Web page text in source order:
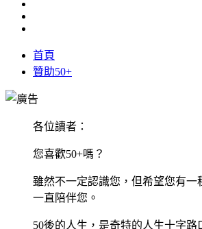
首頁
贊助50+
各位讀者：
您喜歡50+嗎？
雖然不一定認識您，但希望您有一
一直陪伴您。
50後的人生，是奇特的人生十字路